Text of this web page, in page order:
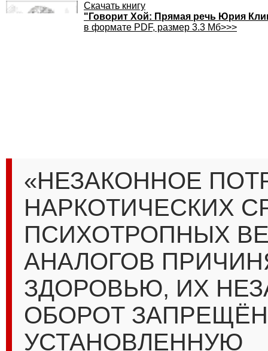
Скачать книгу
"Говорит Хой: Прямая речь Юрия
в формате PDF, размер 3.3 Мб>>>
«НЕЗАКОННОЕ
НАРКОТИЧЕСКИХ
ПСИХОТРОПНЫХ
АНАЛОГОВ
ЗДОРОВЬЮ, ИХ
ОБОРОТ
УСТАНОВЛЕННУЮ